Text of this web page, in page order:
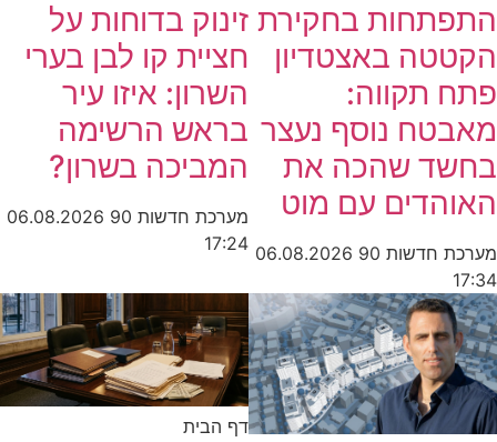
התפתחות בחקירת
הקטטה באצטדיון
פתח תקווה:
מאבטח נוסף נעצר
בחשד שהכה את
האוהדים עם מוט
מערכת חדשות 90
06.08.2026
17:34
זינוק בדוחות על
חציית קו לבן בערי
השרון: איזו עיר
בראש הרשימה
המביכה בשרון?
מערכת חדשות 90
06.08.2026
17:24
דף הבית